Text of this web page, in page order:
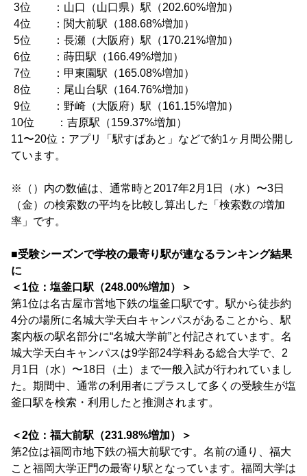
3位 ：山口（山口県）駅（202.60%増加）
4位 ：関大前駅（188.68%増加）
5位 ：長瀬（大阪府）駅（170.21%増加）
6位 ：蒔田駅（166.49%増加）
7位 ：甲東園駅（165.08%増加）
8位 ：尾山台駅（164.76%増加）
9位 ：野崎（大阪府）駅（161.15%増加）
10位 ：吉原駅（159.37%増加）
11〜20位：アプリ「駅すぱあと」などで約1ヶ月間公開し
ています。
※（）内の数値は、通常時と2017年2月1日（水）〜3日
（金）の検索数の平均を比較し算出した「検索数の増加
率」です。
■受験シーズンで学校の最寄り駅が連なるランキング結果
に
＜1位：塩釜口駅（248.00%増加）＞
第1位は名古屋市営地下鉄の塩釜口駅です。駅から徒歩約
4分の場所に名城大学天白キャンパスがあることから、駅
案内板の駅名部分に“名城大学前”と付記されています。名
城大学天白キャンパスは9学部24学科ある総合大学で、2
月1日（水）〜18日（土）まで一般入試が行われていまし
た。期間中、通常の利用者にプラスして多くの受験生が塩
釜口駅を検索・利用したと推測されます。
＜2位：福大前駅（231.98%増加）＞
第2位は福岡市地下鉄の福大前駅です。名前の通り、福大
こと福岡大学正門の最寄り駅となっています。福岡大学は